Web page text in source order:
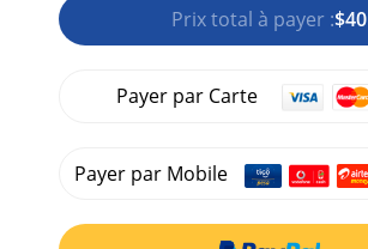
Prix total à payer :$40
Payer par Carte
Payer par Mobile